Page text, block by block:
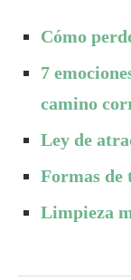
Cómo
7
camino
Ley de
Formas de
Limpieza